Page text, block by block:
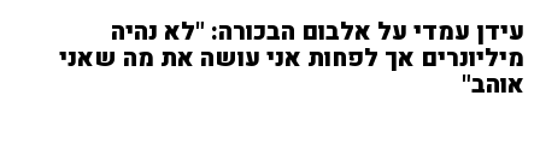
עידן עמדי על אלבום הבכורה: "לא נהיה
מיליונרים אך לפחות אני עושה את מה שאני
אוהב"